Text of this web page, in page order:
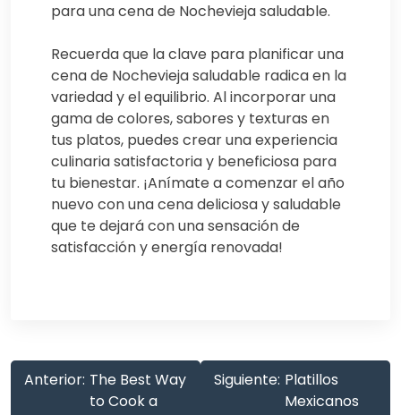
para una cena de Nochevieja saludable.
Recuerda que la clave para planificar una
cena de Nochevieja saludable radica en la
variedad y el equilibrio. Al incorporar una
gama de colores, sabores y texturas en
tus platos, puedes crear una experiencia
culinaria satisfactoria y beneficiosa para
tu bienestar. ¡Anímate a comenzar el año
nuevo con una cena deliciosa y saludable
que te dejará con una sensación de
satisfacción y energía renovada!
Anterior: The Best Way
to Cook a
Siguiente: Platillos
Mexicanos